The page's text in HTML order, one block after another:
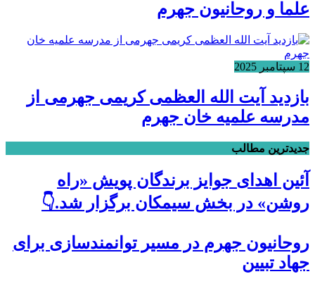
علما و روحانیون جهرم
12 سپتامبر 2025
بازدید آیت الله العظمی کریمی جهرمی از
مدرسه علمیه خان جهرم
جدیدترین مطالب
آئین اهدای جوایز برندگان پویش «راه
روشن» در بخش سیمکان برگزار شد.👇
روحانیون جهرم در مسیر توانمندسازی برای
جهاد تبیین